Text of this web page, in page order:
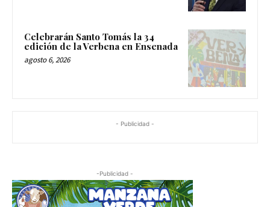
Celebrarán Santo Tomás la 34
edición de la Verbena en Ensenada
agosto 6, 2026
- Publicidad -
-Publicidad -